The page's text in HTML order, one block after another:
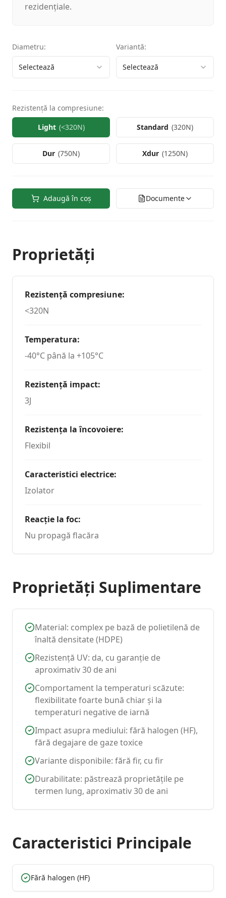
rezidențiale.
Diametru:
Selectează
Variantă:
Selectează
Rezistență la compresiune:
Light (<320N) Standard (320N)
Dur (750N) Xdur (1250N)
Adaugă în coș Documente
Proprietăți
Rezistență compresiune:
<320N
Temperatura:
-40°C până la +105°C
Rezistență impact:
3J
Rezistența la încovoiere:
Flexibil
Caracteristici electrice:
Izolator
Reacție la foc:
Nu propagă flacăra
Proprietăți Suplimentare
Material: complex pe bază de polietilenă de
înaltă densitate (HDPE)
Rezistență UV: da, cu garanție de
aproximativ 30 de ani
Comportament la temperaturi scăzute:
flexibilitate foarte bună chiar și la
temperaturi negative de iarnă
Impact asupra mediului: fără halogen (HF),
fără degajare de gaze toxice
Variante disponibile: fără fir, cu fir
Durabilitate: păstrează proprietățile pe
termen lung, aproximativ 30 de ani
Caracteristici Principale
Fără halogen (HF)